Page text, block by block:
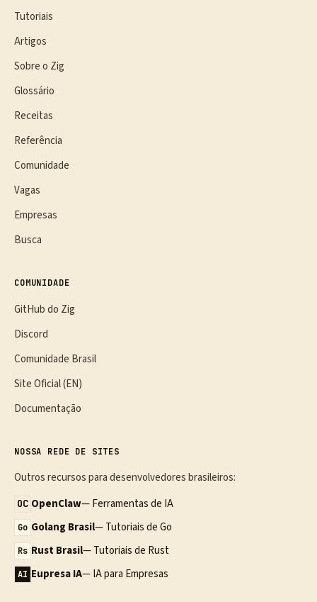
Tutoriais
Artigos
Sobre o Zig
Glossário
Receitas
Referência
Comunidade
Vagas
Empresas
Busca
COMUNIDADE
GitHub do Zig
Discord
Comunidade Brasil
Site Oficial (EN)
Documentação
NOSSA REDE DE SITES
Outros recursos para desenvolvedores brasileiros:
OC OpenClaw— Ferramentas de IA
Go Golang Brasil— Tutoriais de Go
Rs Rust Brasil— Tutoriais de Rust
AI Eupresa IA— IA para Empresas